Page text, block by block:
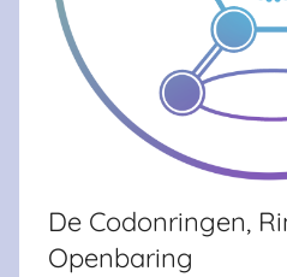
De Codonringen,
Openbaring